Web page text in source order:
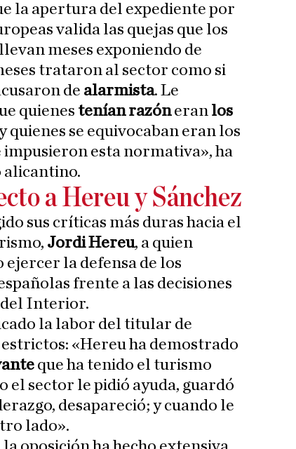
la apertura del expediente por
valida las quejas que los
meses exponiendo de
trataron al sector como si
de alarmista. Le
quienes tenían razóneran los
quienes se equivocaban eran los
esta normativa», ha
a Hereu y Sánchez
sus críticas más duras hacia el
Jordi Hereu, a quien
ejercer la defensa de los
frente a las decisiones
Interior.
la labor del titular de
«Hereu ha demostrado
que ha tenido el turismo
el sector le pidió ayuda, guardó
desapareció; y cuando le
lado».